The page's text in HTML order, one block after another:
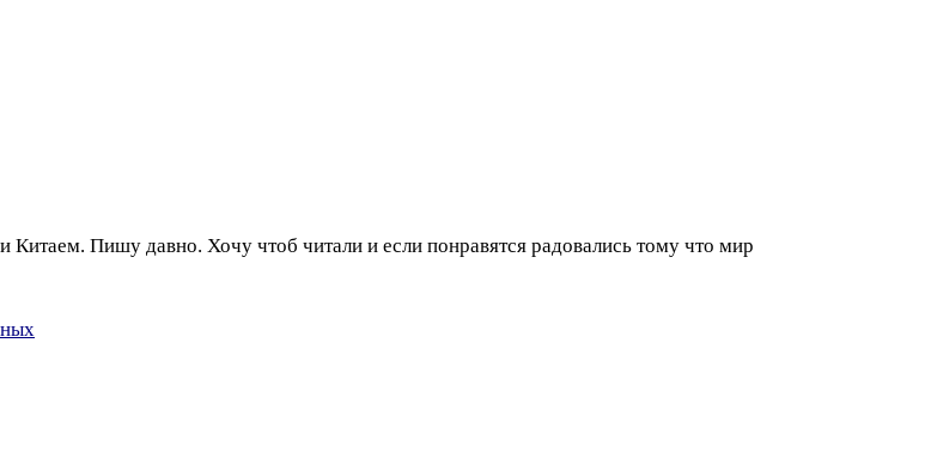
Пишу давно. Хочу чтоб читали и если понравятся радовались тому что мир